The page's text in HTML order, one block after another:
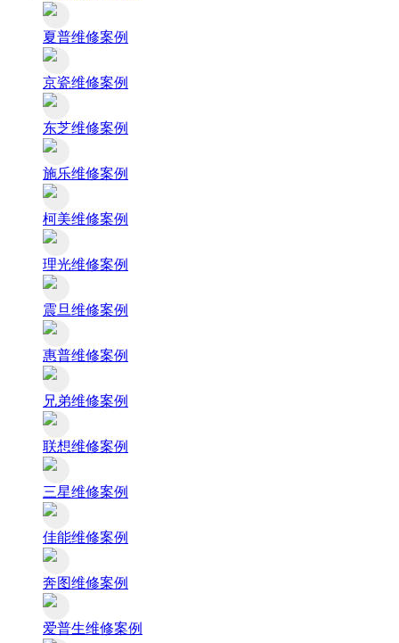
夏普维修案例
京瓷维修案例
东芝维修案例
施乐维修案例
柯美维修案例
理光维修案例
震旦维修案例
惠普维修案例
兄弟维修案例
联想维修案例
三星维修案例
佳能维修案例
奔图维修案例
爱普生维修案例